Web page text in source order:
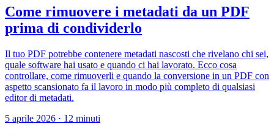
Come rimuovere i metadati da un PDF
prima di condividerlo
Il tuo PDF potrebbe contenere metadati nascosti che rivelano chi sei,
quale software hai usato e quando ci hai lavorato. Ecco cosa
controllare, come rimuoverli e quando la conversione in un PDF con
aspetto scansionato fa il lavoro in modo più completo di qualsiasi
editor di metadati.
5 aprile 2026 · 12 minuti